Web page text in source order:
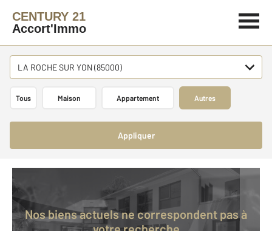
CENTURY 21
Accort'Immo
LA ROCHE SUR YON (85000)
Tous Maison Appartement Autres
Appliquer
Nos biens actuels ne correspondent pas à